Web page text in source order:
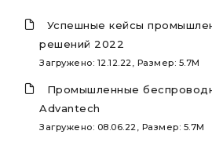
Успешные кейсы
решений 2022
Загружено: 12.12.22, Размер: 5.7M
Промышленные
Advantech
Загружено: 08.06.22, Размер: 5.7M